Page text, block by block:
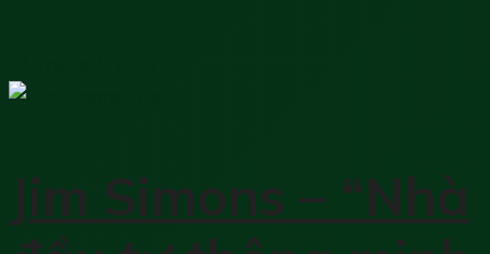
Jim Simons – “Nhà